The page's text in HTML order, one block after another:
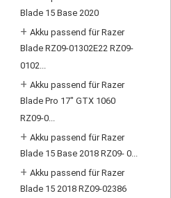
Blade 15 Base 2020
+ Akku passend für Razer
Blade RZ09-01302E22 RZ09-
0102...
+ Akku passend für Razer
Blade Pro 17" GTX 1060
RZ09-0...
+ Akku passend für Razer
Blade 15 Base 2018 RZ09- 0...
+ Akku passend für Razer
Blade 15 2018 RZ09-02386